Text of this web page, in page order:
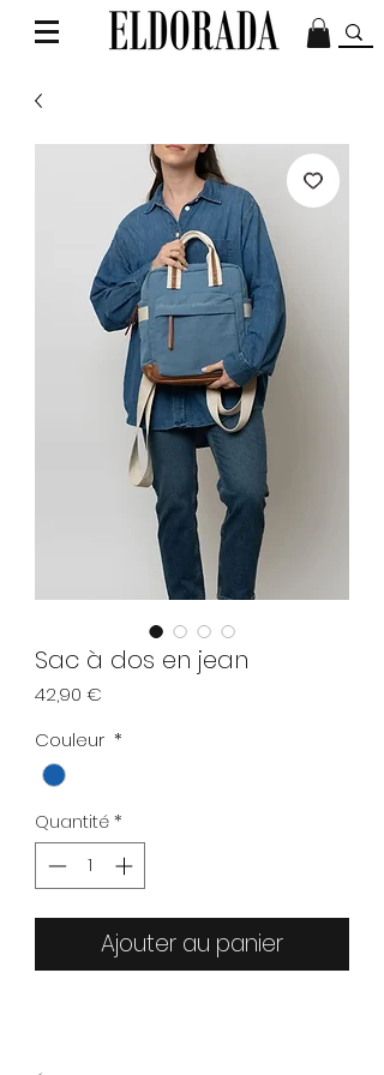
Sac à dos en jean
42,90 €
Couleur *
Quantité*
Ajouter au panier